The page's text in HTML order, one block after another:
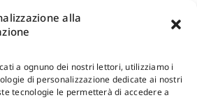
alla
a ognuno dei nostri lettori, utilizziamo i
di personalizzazione dedicate ai nostri
tecnologie le permetterà di accedere a